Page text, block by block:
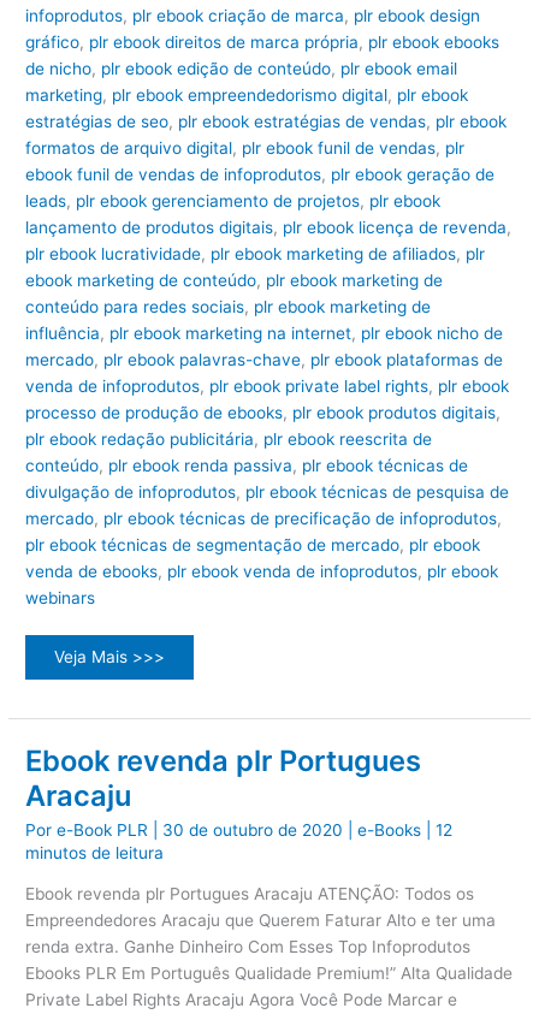
infoprodutos, plr ebook criação de marca, plr ebook design
gráfico, plr ebook direitos de marca própria, plr ebook ebooks
de nicho, plr ebook edição de conteúdo, plr ebook email
marketing, plr ebook empreendedorismo digital, plr ebook
estratégias de seo, plr ebook estratégias de vendas, plr ebook
formatos de arquivo digital, plr ebook funil de vendas, plr
ebook funil de vendas de infoprodutos, plr ebook geração de
leads, plr ebook gerenciamento de projetos, plr ebook
lançamento de produtos digitais, plr ebook licença de revenda,
plr ebook lucratividade, plr ebook marketing de afiliados, plr
ebook marketing de conteúdo, plr ebook marketing de
conteúdo para redes sociais, plr ebook marketing de
influência, plr ebook marketing na internet, plr ebook nicho de
mercado, plr ebook palavras-chave, plr ebook plataformas de
venda de infoprodutos, plr ebook private label rights, plr ebook
processo de produção de ebooks, plr ebook produtos digitais,
plr ebook redação publicitária, plr ebook reescrita de
conteúdo, plr ebook renda passiva, plr ebook técnicas de
divulgação de infoprodutos, plr ebook técnicas de pesquisa de
mercado, plr ebook técnicas de precificação de infoprodutos,
plr ebook técnicas de segmentação de mercado, plr ebook
venda de ebooks, plr ebook venda de infoprodutos, plr ebook
webinars
PLR
Veja Mais >>>
Ebook revenda plr Portugues
Aracaju
Pore-Book PLR 30 de outubro de 2020 |e-Books |12
minutos de leitura
Ebook revenda plr Portugues Aracaju ATENÇÃO: Todos os
Empreendedores Aracaju que Querem Faturar Alto e ter uma
renda extra. Ganhe Dinheiro Com Esses Top Infoprodutos
Ebooks PLR Em Português Qualidade Premium!” Alta Qualidade
Private Label Rights Aracaju Agora Você Pode Marcar e